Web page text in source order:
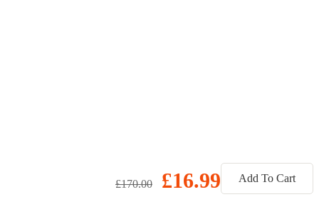
£170.00 £16.99 Add To Cart